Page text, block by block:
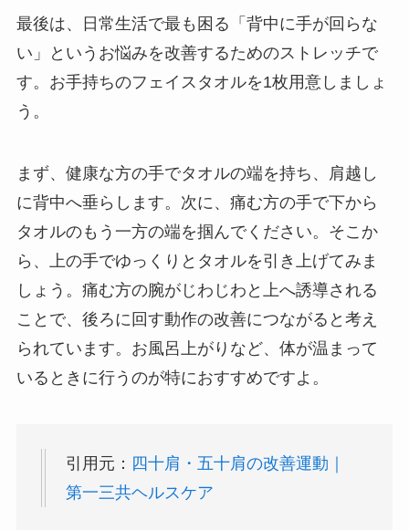
最後は、日常生活で最も困る「背中に手が回らな
い」というお悩みを改善するためのストレッチで
す。お手持ちのフェイスタオルを1枚用意しましょ
う。
まず、健康な方の手でタオルの端を持ち、肩越し
に背中へ垂らします。次に、痛む方の手で下から
タオルのもう一方の端を掴んでください。そこか
ら、上の手でゆっくりとタオルを引き上げてみま
しょう。痛む方の腕がじわじわと上へ誘導される
ことで、後ろに回す動作の改善につながると考え
られています。お風呂上がりなど、体が温まって
いるときに行うのが特におすすめですよ。
引用元： 四十肩・五十肩の改善運動｜
第一三共ヘルスケア